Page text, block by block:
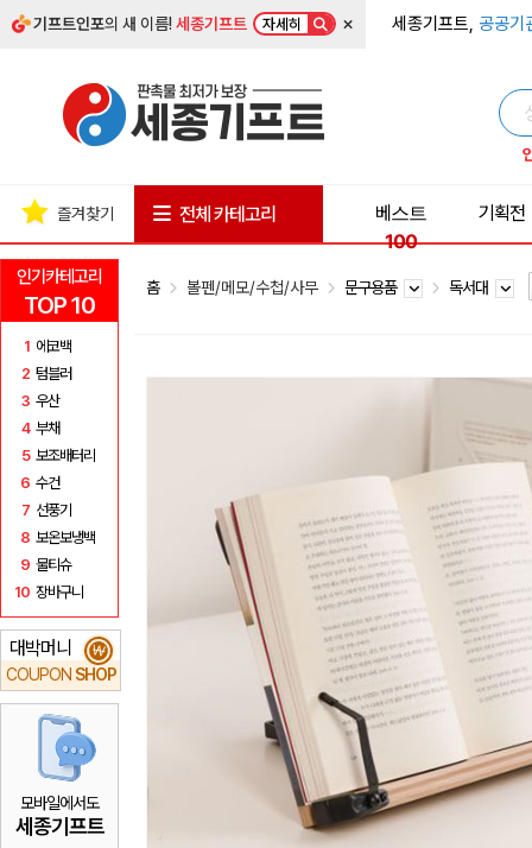
기프트인포의 새 이름!세종기프트 자세히 × 세종기프트, 공공기
인기카테고리
TOP 10
1 에코백
2 텀블러
3 우산
4 부채
5 보조배터리
6 수건
7 선풍기
8 보온보냉백
9 물티슈
10 장바구니
대박머니
COUPON SHOP
₩
모바일에서도
세종기프트
즐겨찾기 전체 카테고리
베스트
100
기획전
홈 볼펜/메모/수첩/사무 문구용품 독서대